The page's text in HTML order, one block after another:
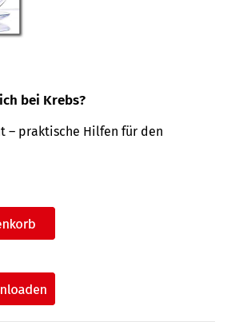
bei Krebs?
– praktische Hilfen für den